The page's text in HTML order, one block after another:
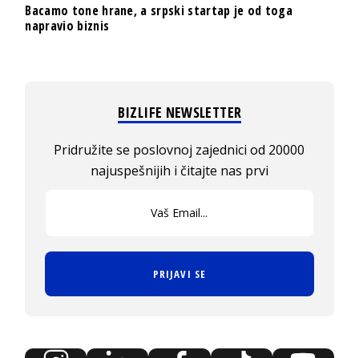
Bacamo tone hrane, a srpski startap je od toga
napravio biznis
BIZLIFE NEWSLETTER
Pridružite se poslovnoj zajednici od 20000
najuspešnijih i čitajte nas prvi
PRIJAVI SE